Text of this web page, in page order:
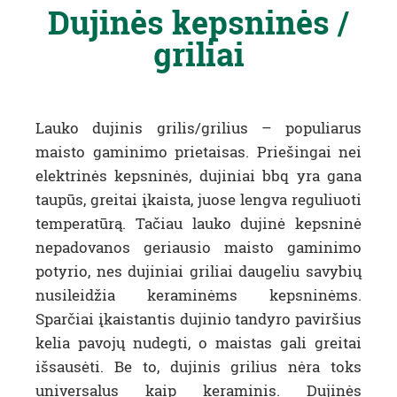
Dujinės kepsninės /
griliai
Lauko dujinis grilis/grilius – populiarus
maisto gaminimo prietaisas. Priešingai nei
elektrinės kepsninės, dujiniai bbq yra gana
taupūs, greitai įkaista, juose lengva reguliuoti
temperatūrą. Tačiau lauko dujinė kepsninė
nepadovanos geriausio maisto gaminimo
potyrio, nes dujiniai griliai daugeliu savybių
nusileidžia keraminėms kepsninėms.
Sparčiai įkaistantis dujinio tandyro paviršius
kelia pavojų nudegti, o maistas gali greitai
išsausėti. Be to, dujinis grilius nėra toks
universalus kaip keraminis. Dujinės